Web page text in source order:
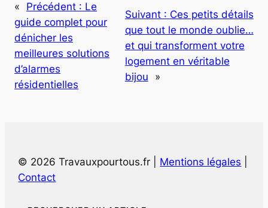
« Précédent : Le
guide complet pour
dénicher les
meilleures solutions
d’alarmes
résidentielles
Suivant : Ces petits détails
que tout le monde oublie…
et qui transforment votre
logement en véritable
bijou
»
© 2026 Travauxpourtous.fr | Mentions légales
Contact